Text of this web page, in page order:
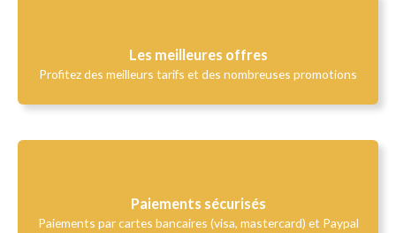
Les meilleures offres
Profitez des meilleurs tarifs et des nombreuses promotions
Paiements sécurisés
Paiements par cartes bancaires (visa, mastercard) et Paypal